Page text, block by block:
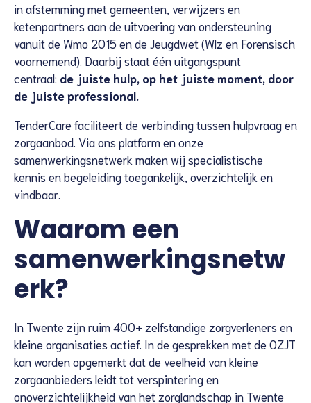
in afstemming met gemeenten, verwijzers en
ketenpartners aan de uitvoering van ondersteuning
vanuit de Wmo 2015 en de Jeugdwet (Wlz en Forensisch
voornemend). Daarbij staat één uitgangspunt
centraal: de juiste hulp, op het juiste moment, door
de juiste professional.
TenderCare faciliteert de verbinding tussen hulpvraag en
zorgaanbod. Via ons platform en onze
samenwerkingsnetwerk maken wij specialistische
kennis en begeleiding toegankelijk, overzichtelijk en
vindbaar.
Waarom een
samenwerkingsnetw
erk?
In Twente zijn ruim 400+ zelfstandige zorgverleners en
kleine organisaties actief. In de gesprekken met de OZJT
kan worden opgemerkt dat de veelheid van kleine
zorgaanbieders leidt tot verspintering en
onoverzichtelijkheid van het zorglandschap in Twente